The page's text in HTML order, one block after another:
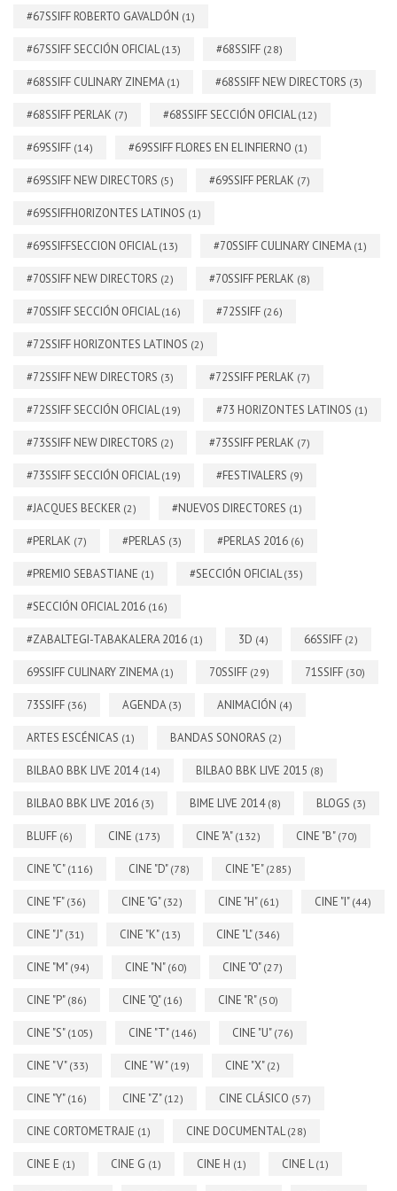
#67SSIFF ROBERTO GAVALDÓN (1)
#67SSIFF SECCIÓN OFICIAL(13) #68SSIFF (28)
#68SSIFF CULINARY ZINEMA (1) #68SSIFF NEW DIRECTORS (3)
#68SSIFF PERLAK (7) #68SSIFF SECCIÓN OFICIAL(12)
#69SSIFF (14) #69SSIFF FLORES EN EL INFIERNO (1)
#69SSIFF NEW DIRECTORS (5) #69SSIFF PERLAK (7)
#69SSIFFHORIZONTES LATINOS (1)
#69SSIFFSECCION OFICIAL(13) #70SSIFF CULINARY CINEMA (1)
#70SSIFF NEW DIRECTORS (2) #70SSIFF PERLAK (8)
#70SSIFF SECCIÓN OFICIAL(16) #72SSIFF (26)
#72SSIFF HORIZONTES LATINOS (2)
#72SSIFF NEW DIRECTORS (3) #72SSIFF PERLAK (7)
#72SSIFF SECCIÓN OFICIAL(19) #73 HORIZONTES LATINOS (1)
#73SSIFF NEW DIRECTORS (2) #73SSIFF PERLAK (7)
#73SSIFF SECCIÓN OFICIAL(19) #FESTIVALERS (9)
#JACQUES BECKER (2) #NUEVOS DIRECTORES (1)
#PERLAK (7) #PERLAS (3) #PERLAS 2016 (6)
#PREMIO SEBASTIANE (1) #SECCIÓN OFICIAL(35)
#SECCIÓN OFICIAL 2016 (16)
#ZABALTEGI-TABAKALERA 2016 (1) 3D (4) 66SSIFF (2)
69SSIFF CULINARY ZINEMA (1) 70SSIFF (29) 71SSIFF (30)
73SSIFF (36) AGENDA (3) ANIMACIÓN (4)
ARTES ESCÉNICAS (1) BANDAS SONORAS (2)
BILBAO BBK LIVE 2014 (14) BILBAO BBK LIVE 2015 (8)
BILBAO BBK LIVE 2016 (3) BIME LIVE 2014 (8) BLOGS (3)
BLUFF (6) CINE (173) CINE "A" (132) CINE "B" (70)
CINE "C" (116) CINE "D" (78) CINE "E" (285)
CINE "F" (36) CINE "G" (32) CINE "H" (61) CINE "I" (44)
CINE "J" (31) CINE "K" (13) CINE "L" (346)
CINE "M" (94) CINE "N" (60) CINE "O" (27)
CINE "P" (86) CINE "Q" (16) CINE "R" (50)
CINE "S" (105) CINE "T" (146) CINE "U" (76)
CINE "V" (33) CINE "W" (19) CINE "X" (2)
CINE "Y" (16) CINE "Z" (12) CINE CLÁSICO (57)
CINE CORTOMETRAJE (1) CINE DOCUMENTAL(28)
CINE E (1) CINE G (1) CINE H (1) CINE L(1)